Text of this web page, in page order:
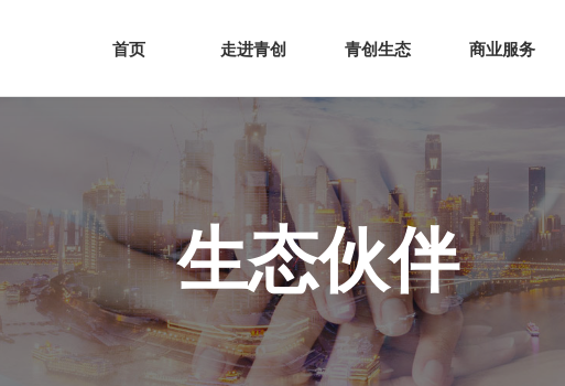
网站首页 走进青创 青创
首页 走进青创 青创生态 商业服务
生态伙伴